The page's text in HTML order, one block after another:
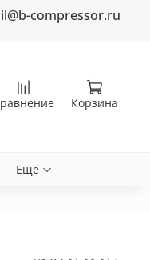
compressor.ru
Корзина
Еще